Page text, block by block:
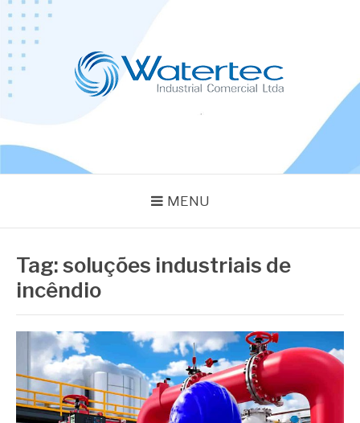
Pular
para
conteúdo
MENU
Tag:soluções industriais de
incêndio